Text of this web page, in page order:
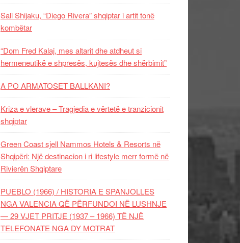
Sali Shijaku, “Diego Rivera” shqiptar i artit tonë
kombëtar
“Dom Fred Kalaj, mes altarit dhe atdheut si
hermeneutikë e shpresës, kujtesës dhe shërbimit”
A PO ARMATOSET BALLKANI?
Kriza e vlerave – Tragjedia e vërtetë e tranzicionit
shqiptar
Green Coast sjell Nammos Hotels & Resorts në
Shqipëri: Një destinacion i ri lifestyle merr formë në
Rivierën Shqiptare
PUEBLO (1966) / HISTORIA E SPANJOLLES
NGA VALENCIA QË PËRFUNDOI NË LUSHNJE
— 29 VJET PRITJE (1937 – 1966) TË NJË
TELEFONATE NGA DY MOTRAT